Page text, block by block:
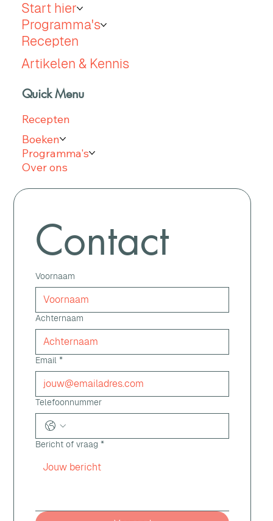
Start hier
Programma's
Recepten
Artikelen & Kennis
Quick Menu
Recepten
Boeken
Programma's
Over ons
Contact
Voornaam
Achternaam
Email *
Telefoonnummer
Bericht of vraag *